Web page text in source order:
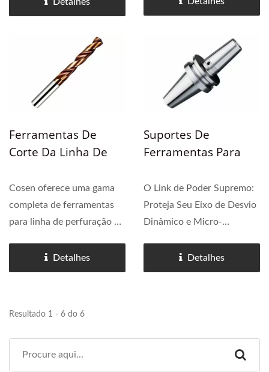
alinhamento de material, a
mesa de rolos motorizada)
meio. Ele permite que os
usuários...
Ferramentas De
Corte Da Linha De
Cosen oferece uma gama
completa de ferramentas
para linha de perfuração de
fresagem, roscagem,
marcação e chanfragem. O
Detalhes
Suportes De
Ferramentas Para
De Feixe.
O Link de Poder Supremo:
Proteja Seu Eixo de Desvio
Dinâmico e Micro-
de estruturas de aço
pesado, o porta-ferramenta
Detalhes
Resultado 1 - 6 do 6